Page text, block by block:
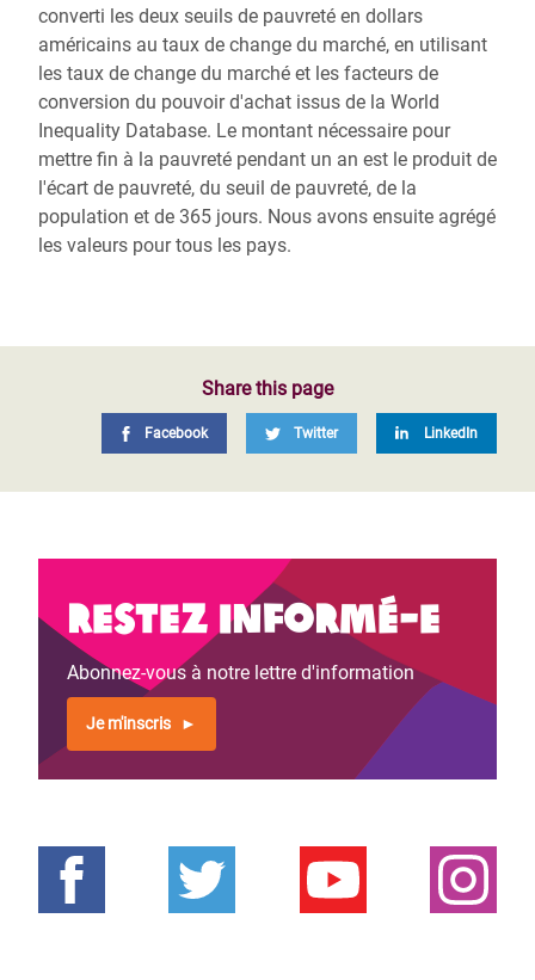
converti les deux seuils de pauvreté en dollars
américains au taux de change du marché, en utilisant
les taux de change du marché et les facteurs de
conversion du pouvoir d'achat issus de la World
Inequality Database. Le montant nécessaire pour
mettre fin à la pauvreté pendant un an est le produit de
l'écart de pauvreté, du seuil de pauvreté, de la
population et de 365 jours. Nous avons ensuite agrégé
les valeurs pour tous les pays.
Share this page
Facebook Twitter LinkedIn
Restez informé-e
Abonnez-vous à notre lettre d'information
Je m'inscris